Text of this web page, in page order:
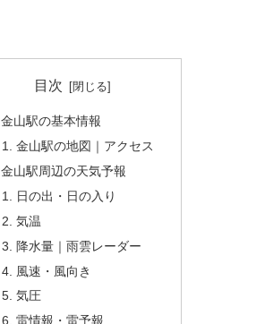
目次
金山駅の基本情報
金山駅の地図｜アクセス
金山駅周辺の天気予報
日の出・日の入り
気温
降水量｜雨雲レーダー
風速・風向き
気圧
雷情報・雷予報